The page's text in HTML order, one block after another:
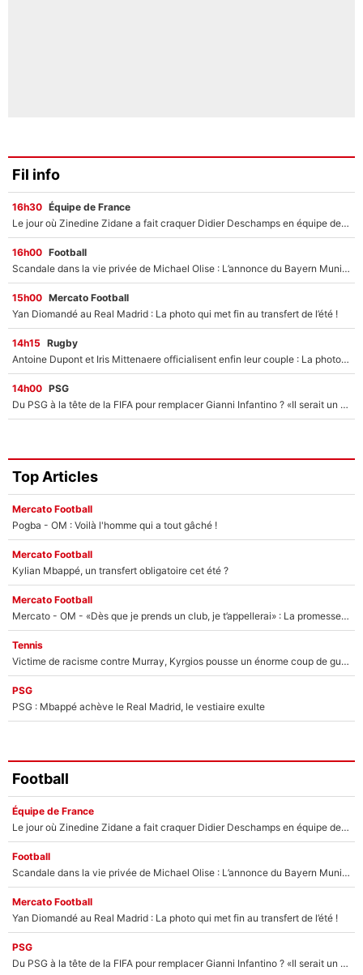
Fil info
16h30 Équipe de France
Le jour où Zinedine Zidane a fait craquer Didier Deschamps en équipe de France : «Je m’en suis voulu», l’ancien sélectionneur a regretté son geste !
16h00 Football
Scandale dans la vie privée de Michael Olise : L’annonce du Bayern Munich sur son enfant caché
15h00 Mercato Football
Yan Diomandé au Real Madrid : La photo qui met fin au transfert de l’été !
14h15 Rugby
Antoine Dupont et Iris Mittenaere officialisent enfin leur couple : La photo qui enflamme les réseaux sociaux
14h00 PSG
Du PSG à la tête de la FIFA pour remplacer Gianni Infantino ? «Il serait un mauvais président», le patron de la Liga s'attaque à Nasser Al-Khelaïfi !
Top Articles
Mercato Football
Pogba - OM : Voilà l'homme qui a tout gâché !
Mercato Football
Kylian Mbappé, un transfert obligatoire cet été ?
Mercato Football
Mercato - OM - «Dès que je prends un club, je t’appellerai» : La promesse de Marcelino au moment de claquer la porte
Tennis
Victime de racisme contre Murray, Kyrgios pousse un énorme coup de gueule !
PSG
PSG : Mbappé achève le Real Madrid, le vestiaire exulte
Football
Équipe de France
Le jour où Zinedine Zidane a fait craquer Didier Deschamps en équipe de France : «Je m’en suis voulu», l’ancien sélectionneur a regretté son geste !
Football
Scandale dans la vie privée de Michael Olise : L’annonce du Bayern Munich sur son enfant caché
Mercato Football
Yan Diomandé au Real Madrid : La photo qui met fin au transfert de l’été !
PSG
Du PSG à la tête de la FIFA pour remplacer Gianni Infantino ? «Il serait un mauvais président», le patron de la Liga s'attaque à Nasser Al-Khelaïfi !